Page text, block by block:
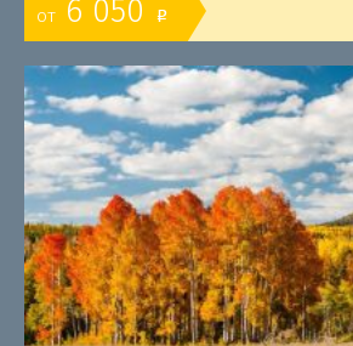
от 6 050 o